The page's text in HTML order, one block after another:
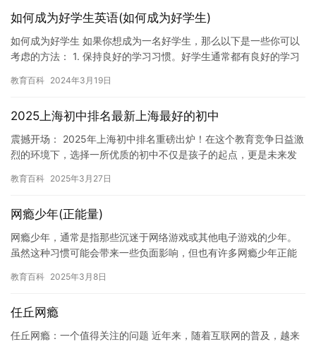
如何成为好学生英语(如何成为好学生)
如何成为好学生 如果你想成为一名好学生，那么以下是一些你可以
考虑的方法： 1. 保持良好的学习习惯。好学生通常都有良好的学习
教育百科 2024年3月19日
2025上海初中排名最新上海最好的初中
震撼开场： 2025年上海初中排名重磅出炉！在这个教育竞争日益激
烈的环境下，选择一所优质的初中不仅是孩子的起点，更是未来发
教育百科 2025年3月27日
网瘾少年(正能量)
网瘾少年，通常是指那些沉迷于网络游戏或其他电子游戏的少年。
虽然这种习惯可能会带来一些负面影响，但也有许多网瘾少年正能
找乐…
教育百科 2025年3月8日
任丘网瘾
任丘网瘾：一个值得关注的问题 近年来，随着互联网的普及，越来